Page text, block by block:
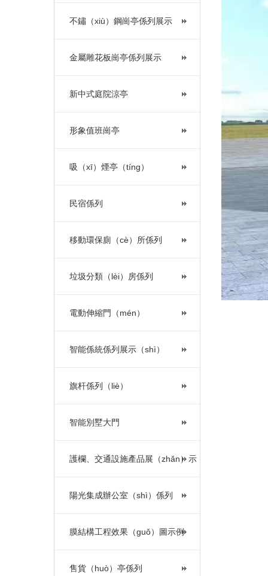
不鏽（xiù）鋼崗亭係列展示
金屬雕花板崗亭係列展示
新中式庭院涼亭
形象值班崗亭
吸（xī）煙亭（tíng）
民宿係列
移動環保廁（cè）所係列
垃圾分類（lèi）房係列
電動伸縮門（mén）
智能係統係列展示（shì）
旗杆係列（liè）
智能別墅大門
護欄、交通設施產品展（zhǎn）示
陽光集成辦公室（shì）係列
膜結構工程效果（guǒ）圖示例
售貨（huò）亭係列